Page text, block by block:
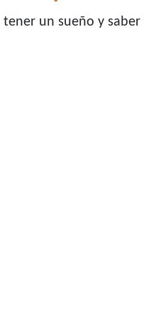
un sueño y